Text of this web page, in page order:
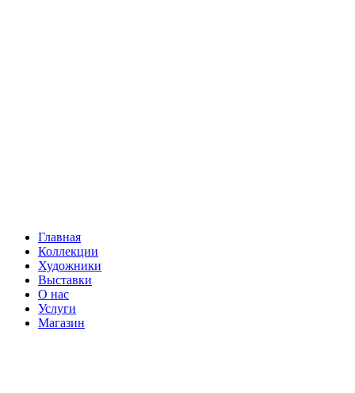
Главная
Коллекции
Художники
Выставки
О нас
Услуги
Магазин